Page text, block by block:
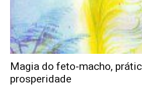
Magia do feto-macho,
prosperidade